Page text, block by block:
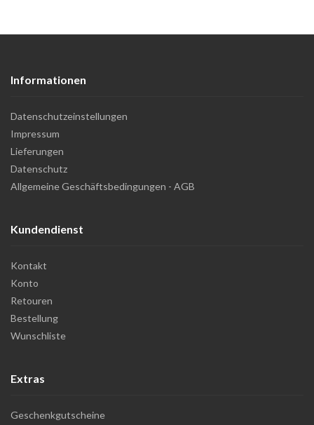
Informationen
Datenschutzeinstellungen
Impressum
Lieferungen
Datenschutz
Allgemeine Geschäftsbedingungen - AGB
Kundendienst
Kontakt
Konto
Retouren
Bestellung
Wunschliste
Extras
Geschenkgutscheine